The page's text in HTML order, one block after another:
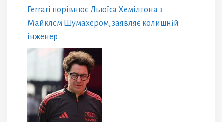
Ferrari порівнює Льюїса Хемілтона з
Майклом Шумахером, заявляє колишній
інженер